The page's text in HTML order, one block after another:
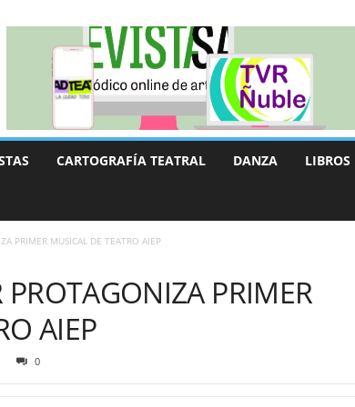
CARTOGRAFÍA TEATRAL DANZA LIBROS
PRIMER MUSICAL DE TEATRO AIEP
PRIMER
AIEP
0